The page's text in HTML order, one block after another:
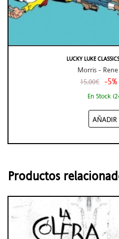
LUCKY LUKE
Morris -
15,00€ -5%
En Stock
AÑADIR
Productos